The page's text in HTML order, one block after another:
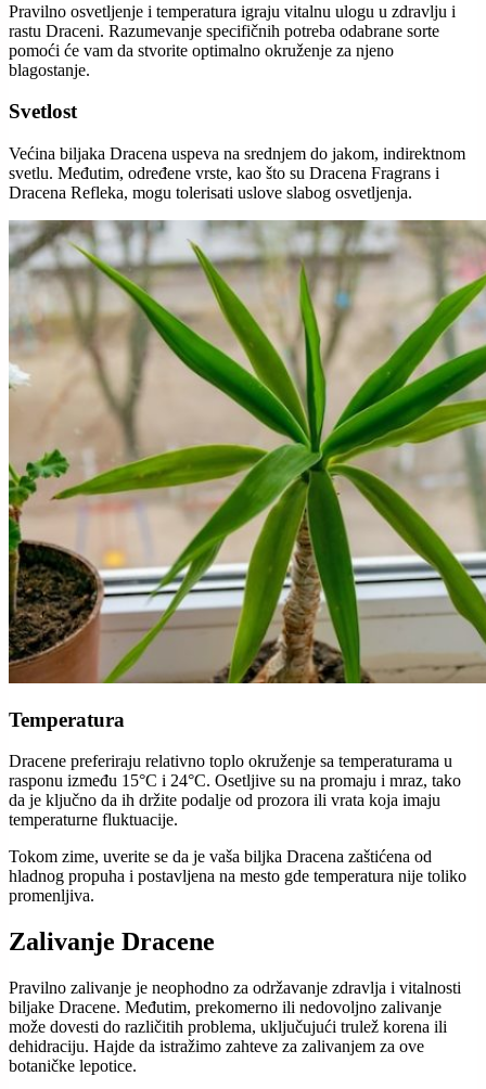
Pravilno osvetljenje i temperatura igraju vitalnu ulogu u zdravlju i
rastu Draceni. Razumevanje specifičnih potreba odabrane sorte
pomoći će vam da stvorite optimalno okruženje za njeno
blagostanje.
Svetlost
Većina biljaka Dracena uspeva na srednjem do jakom, indirektnom
svetlu. Međutim, određene vrste, kao što su Dracena Fragrans i
Dracena Refleka, mogu tolerisati uslove slabog osvetljenja.
Temperatura
Dracene preferiraju relativno toplo okruženje sa temperaturama u
rasponu između 15°C i 24°C. Osetljive su na promaju i mraz, tako
da je ključno da ih držite podalje od prozora ili vrata koja imaju
temperaturne fluktuacije.
Tokom zime, uverite se da je vaša biljka Dracena zaštićena od
hladnog propuha i postavljena na mesto gde temperatura nije toliko
promenljiva.
Zalivanje Dracene
Pravilno zalivanje je neophodno za održavanje zdravlja i vitalnosti
biljake Dracene. Međutim, prekomerno ili nedovoljno zalivanje
može dovesti do različitih problema, uključujući trulež korena ili
dehidraciju. Hajde da istražimo zahteve za zalivanjem za ove
botaničke lepotice.